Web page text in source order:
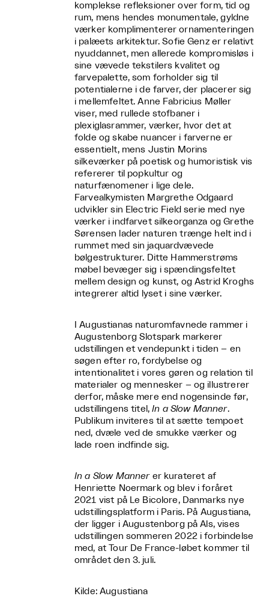
komplekse refleksioner over form, tid og
rum, mens hendes monumentale, gyldne
værker komplimenterer ornamenteringen
i palæets arkitektur. Sofie Genz er relativt
nyuddannet, men allerede kompromisløs i
sine vævede tekstilers kvalitet og
farvepalette, som forholder sig til
potentialerne i de farver, der placerer sig
i mellemfeltet. Anne Fabricius Møller
viser, med rullede stofbaner i
plexiglasrammer, værker, hvor det at
folde og skabe nuancer i farverne er
essentielt, mens Justin Morins
silkeværker på poetisk og humoristisk vis
refererer til popkultur og
naturfænomener i lige dele.
Farvealkymisten Margrethe Odgaard
udvikler sin Electric Field serie med nye
værker i indfarvet silkeorganza og Grethe
Sørensen lader naturen trænge helt ind i
rummet med sin jaquardvævede
bølgestrukturer. Ditte Hammerstrøms
møbel bevæger sig i spændingsfeltet
mellem design og kunst, og Astrid Kroghs
integrerer altid lyset i sine værker.
I Augustianas naturomfavnede rammer i
Augustenborg Slotspark markerer
udstillingen et vendepunkt i tiden – en
søgen efter ro, fordybelse og
intentionalitet i vores gøren og relation til
materialer og mennesker – og illustrerer
derfor, måske mere end nogensinde før,
udstillingens titel,In a Slow Manner.
Publikum inviteres til at sætte tempoet
ned, dvæle ved de smukke værker og
lade roen indfinde sig.
In a Slow Mannerer kurateret af
Henriette Noermark og blev i foråret
2021 vist på Le Bicolore, Danmarks nye
udstillingsplatform i Paris. På Augustiana,
der ligger i Augustenborg på Als, vises
udstillingen sommeren 2022 i forbindelse
med, at Tour De France-løbet kommer til
området den 3. juli.
Kilde: Augustiana